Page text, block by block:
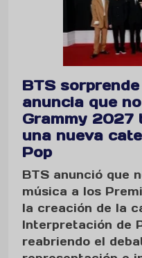
BTS
anuncia que
Grammy 2027
una nueva
Pop
BTS anunció que
música a los
la creación de la
Interpretación de
reabriendo el